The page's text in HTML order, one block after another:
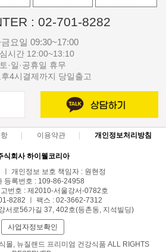
: 02-701-8282
요일 09:30~17:00
시간 12:00~13:10
토·일·공휴일 휴무
4시결제까지 당일출고
이용약관 개인정보처리방침
식회사 하이웰코리아
ㅣ 개인정보 보호 책임자 : 원현정
등록번호 : 109-86-24958
번호 : 제2010-서울강서-0782호
8282 ㅣ 팩스 : 02-3662-7312
서로56가길 37, 402호(등촌동, 지석빌딩)
사업자정보확인
몰, 뉴질랜드 프리미엄 건강식품 ALL RIGHTS